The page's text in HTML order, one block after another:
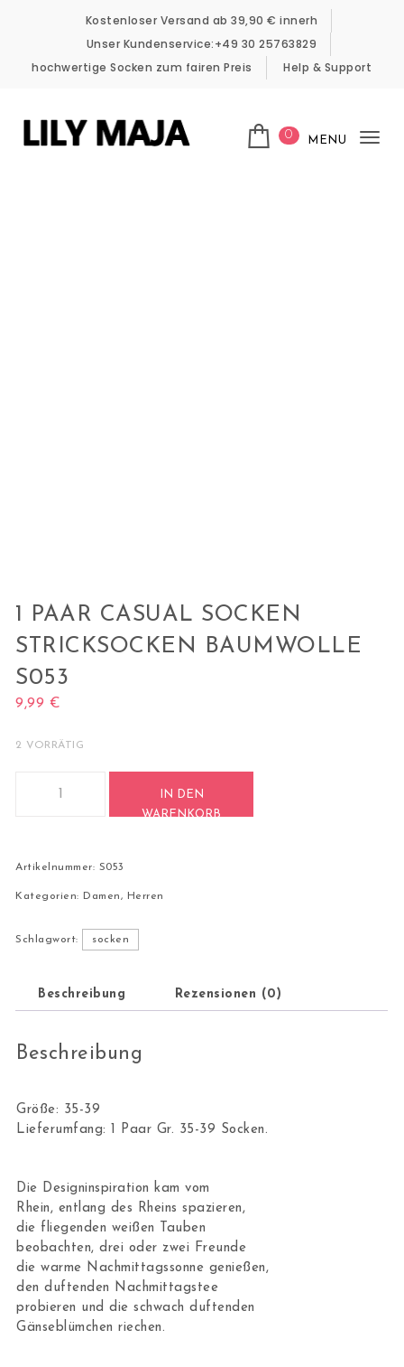
Kostenloser Versand ab 39,90 € innerh
Unser Kundenservice:+49 30 25763829
hochwertige Socken zum fairen Preis
Help & Support
0 MENU
1 PAAR CASUAL SOCKEN
STRICKSOCKEN BAUMWOLLE
S053
9,99 €
2 VORRÄTIG
IN DEN
WARENKORB
Artikelnummer: S053
Kategorien: Damen, Herren
Schlagwort: socken
Beschreibung Rezensionen (0)
Beschreibung
Größe: 35-39
Lieferumfang: 1 Paar Gr. 35-39 Socken.
Die Designinspiration kam vom
Rhein, entlang des Rheins spazieren,
die fliegenden weißen Tauben
beobachten, drei oder zwei Freunde
die warme Nachmittagssonne genießen,
den duftenden Nachmittagstee
probieren und die schwach duftenden
Gänseblümchen riechen.